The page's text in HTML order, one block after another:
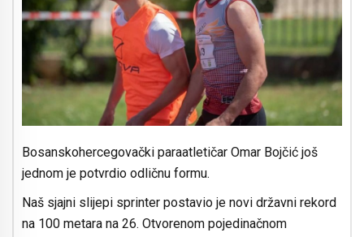
Bosanskohercegovački paraatletičar Omar Bojčić još
jednom je potvrdio odličnu formu.
Naš sjajni slijepi sprinter postavio je novi državni rekord
na 100 metara na 26. Otvorenom pojedinačnom